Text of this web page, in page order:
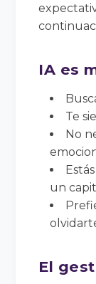
IA es
Te
No
un
El